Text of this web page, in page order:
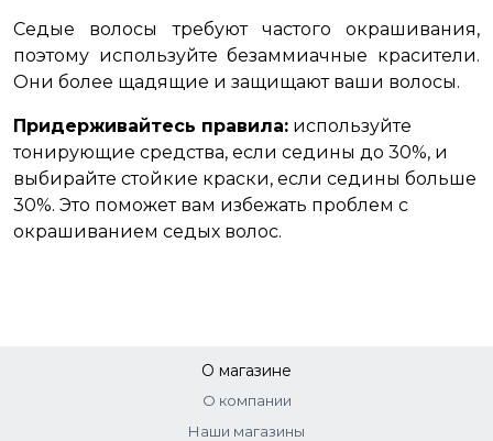
Седые волосы требуют частого окрашивания,
поэтому используйте безаммиачные красители.
Они более щадящие и защищают ваши волосы.
Придерживайтесь правила: используйте
тонирующие средства, если седины до 30%, и
выбирайте стойкие краски, если седины больше
30%. Это поможет вам избежать проблем с
окрашиванием седых волос.
О магазине
О компании
Наши магазины